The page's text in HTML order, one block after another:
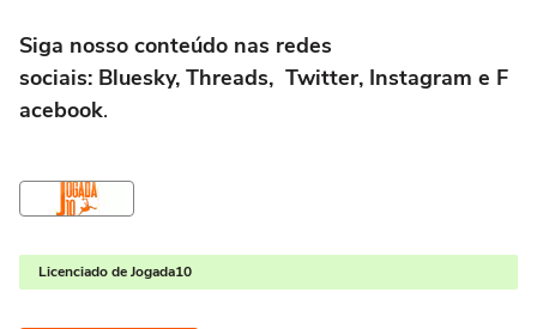
Siga nosso conteúdo nas redes
sociais: Bluesky, Threads, Twitter, Instagram e F
acebook.
Licenciado de Jogada10